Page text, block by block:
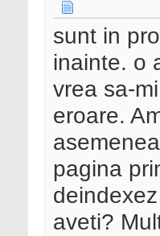
sunt in
inainte. o
vrea sa-
eroare.
pagina
aveti?